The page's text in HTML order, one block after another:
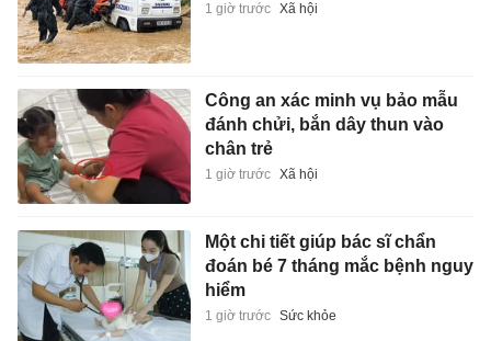
1 giờ trước Xã hội
Công an xác minh vụ bảo mẫu
đánh chửi, bắn dây thun vào
chân trẻ
1 giờ trước Xã hội
Một chi tiết giúp bác sĩ chẩn
đoán bé 7 tháng mắc bệnh nguy
hiểm
1 giờ trước Sức khỏe